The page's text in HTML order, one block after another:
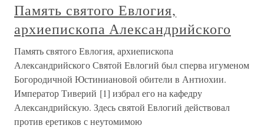
Память святого Евлогия,
архиепископа Александрийского
Память святого Евлогия, архиепископа
Александрийского Святой Евлогий был сперва игуменом
Богородичной Юстиниановой обители в Антиохии.
Император Тиверий [1] избрал его на кафедру
Александрийскую. Здесь святой Евлогий действовал
против еретиков с неутомимою